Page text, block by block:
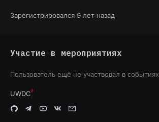
Зарегистрировался 9 лет назад
Участие в мероприятиях
Пользователь ещё не участвовал в событиях
UWDC